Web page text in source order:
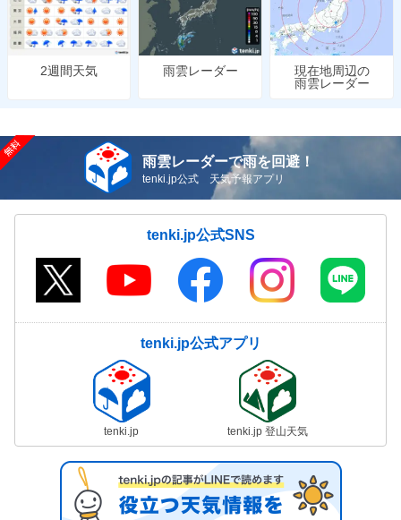
2週間天気 雨雲レーダー
現在地周辺の
雨雲レーダー
雨雲レーダーで雨を回避！
tenki.jp公式 天気予報アプリ
tenki.jp公式SNS
tenki.jp公式アプリ
tenki.jp tenki.jp 登山天気